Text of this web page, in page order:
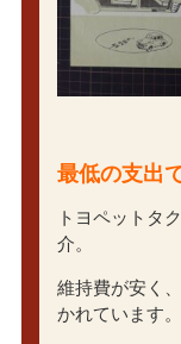
最低の支出
トヨペットタ
介。
維持費が安く
かれています。